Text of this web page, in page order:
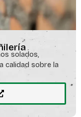
solados,
calidad sobre la